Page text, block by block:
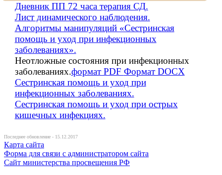
Дневник ПП 72 часа терапия СД.
Лист динамического наблюдения.
Алгоритмы манипуляций «Сестринская
помощь и уход при инфекционных
заболеваниях».
Неотложные состояния при инфекционных
заболеваниях.формат PDF Формат DOCX
Сестринская помощь и уход при
инфекционных заболеваниях.
Сестринская помощь и уход при острых
кишечных инфекциях.
Последнее обновление - 15.12.2017
Карта сайта
Форма для связи с администратором сайта
Сайт министерства просвещения РФ